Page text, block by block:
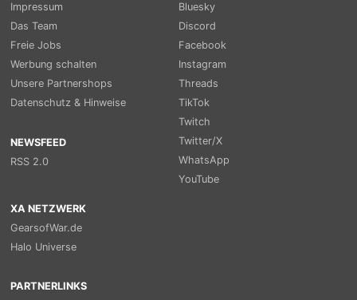
Impressum
Das Team
Freie Jobs
Werbung schalten
Unsere Partnershops
Datenschutz & Hinweise
NEWSFEED
RSS 2.0
Bluesky
Discord
Facebook
Instagram
Threads
TikTok
Twitch
Twitter/X
WhatsApp
YouTube
XA NETZWERK
GearsofWar.de
Halo Universe
PARTNERLINKS